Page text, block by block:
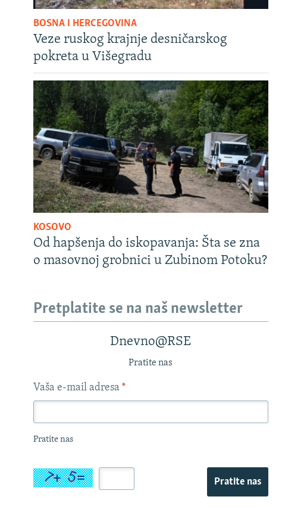
BOSNA I HERCEGOVINA
Veze ruskog krajnje desničarskog
pokreta u Višegradu
KOSOVO
Od hapšenja do iskopavanja: Šta se zna
o masovnoj grobnici u Zubinom Potoku?
Pretplatite se na naš newsletter
Dnevno@RSE
Pratite nas
Vaša e-mail adresa *
Pratite nas
Pratite nas